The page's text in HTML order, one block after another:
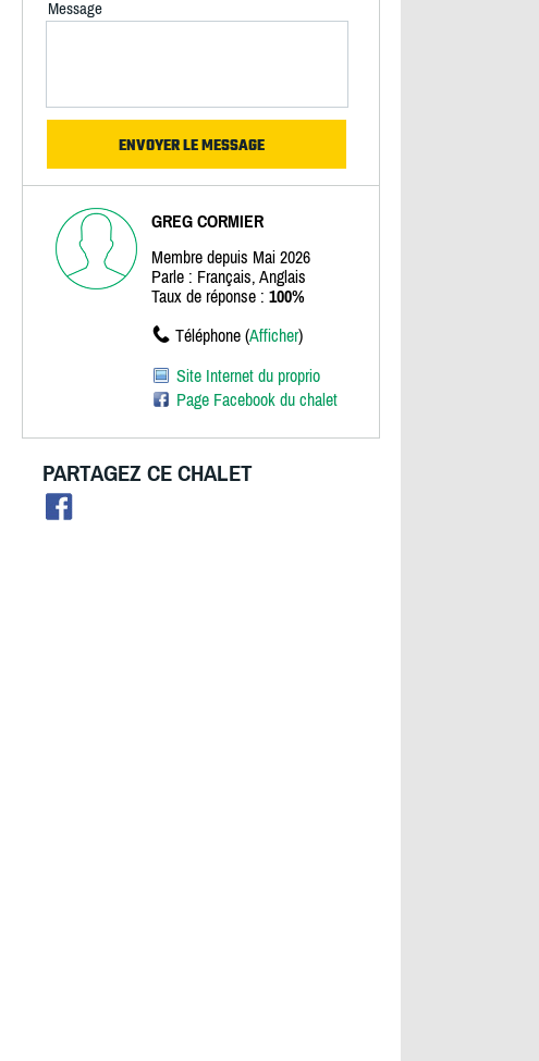
Message
GREG CORMIER
Membre depuis Mai 2026
Parle : Français, Anglais
Taux de réponse : 100%
Téléphone (Afficher)
Site Internet du proprio
Page Facebook du chalet
PARTAGEZ CE CHALET